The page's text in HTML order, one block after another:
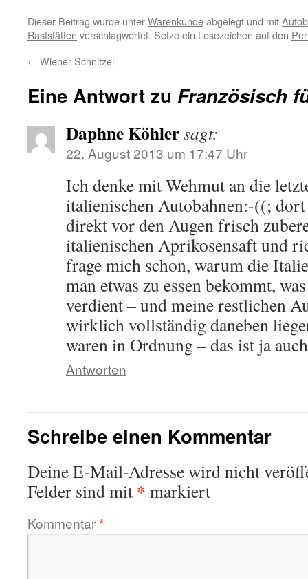
Dieser Beitrag wurde unterWarenkundeabgelegt und mit
Raststätten verschlagwortet. Setze ein Lesezeichen auf den
← Wiener Schnitzel
Eine Antwort zu Französisch
Daphne Köhlersagt:
22. August 2013 um 17:47 Uhr
Ich denke mit Wehmut an die
italienischen Autobahnen:-((;
direkt vor den Augen frisch
italienischen Aprikosensaft und
frage mich schon, warum die
man etwas zu essen bekommt,
verdient – und meine restlichen
wirklich vollständig daneben
waren in Ordnung – das ist ja
Antworten
Schreibe einen Kommentar
Deine E-Mail-Adresse wird nicht
Felder sind mit * markiert
Kommentar*